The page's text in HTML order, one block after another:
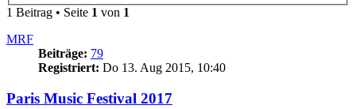
1 Beitrag • Seite 1 von 1
MRF
Beiträge: 79
Registriert: Do 13. Aug 2015, 10:40
Paris Music Festival 2017